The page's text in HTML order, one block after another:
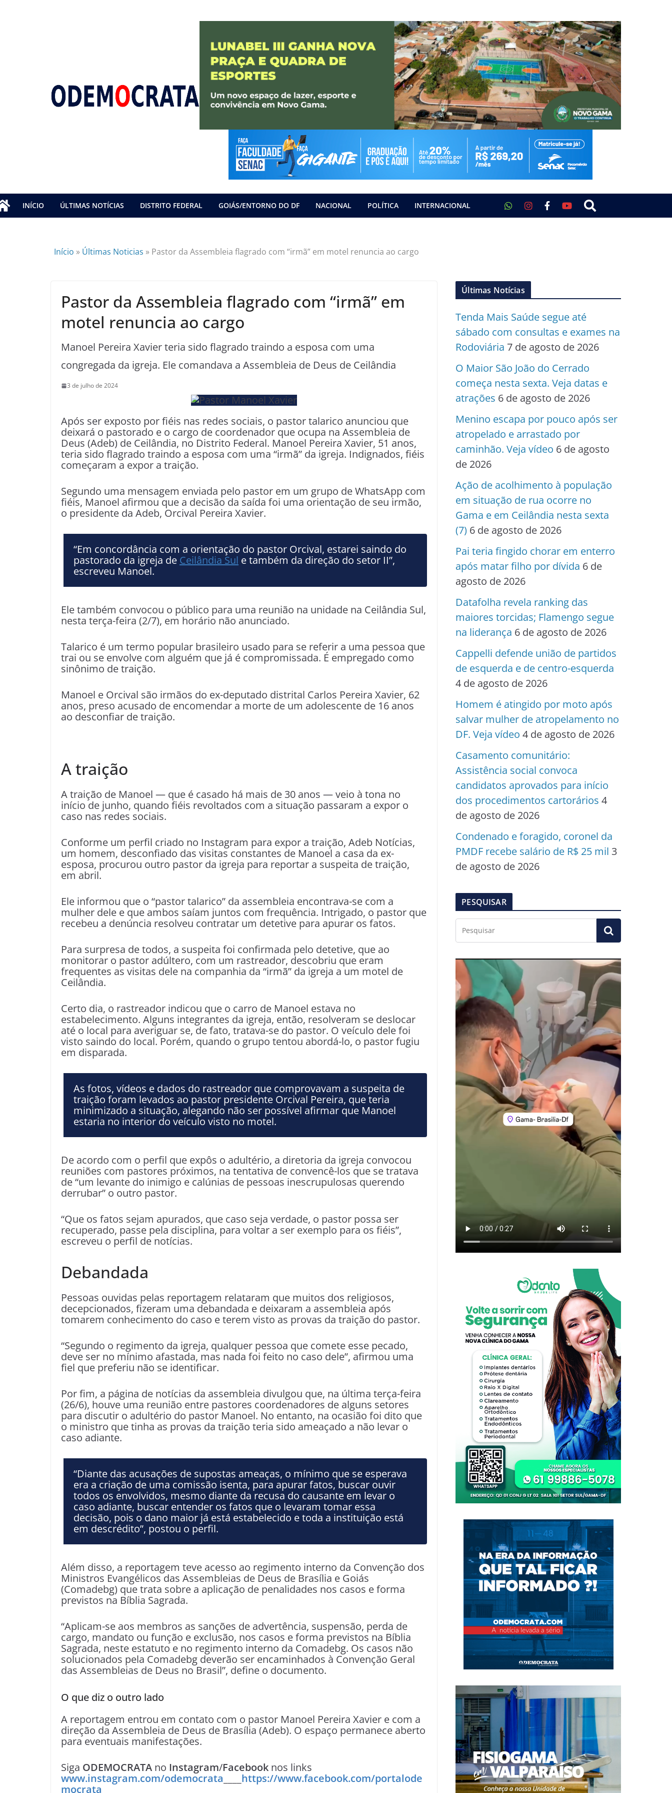
INÍCIO ÚLTIMAS NOTÍCIAS DISTRITO FEDERAL GOIÁS/ENTORNO DO DF NACIONAL POLÍTICA INTERNACIONAL
Início » Últimas Noticias » Pastor da Assembleia flagrado com “irmã” em motel renuncia ao cargo
Pastor da Assembleia flagrado com “irmã” em
motel renuncia ao cargo
Manoel Pereira Xavier teria sido flagrado traindo a esposa com uma
congregada da igreja. Ele comandava a Assembleia de Deus de Ceilândia
3 de julho de 2024
Após ser exposto por fiéis nas redes sociais, o pastor talarico anunciou que
deixará o pastorado e o cargo de coordenador que ocupa na Assembleia de
Deus (Adeb) de Ceilândia, no Distrito Federal. Manoel Pereira Xavier, 51 anos,
teria sido flagrado traindo a esposa com uma “irmã” da igreja. Indignados, fiéis
começaram a expor a traição.
Segundo uma mensagem enviada pelo pastor em um grupo de WhatsApp com
fiéis, Manoel afirmou que a decisão da saída foi uma orientação de seu irmão,
o presidente da Adeb, Orcival Pereira Xavier.
“Em concordância com a orientação do pastor Orcival, estarei saindo do
pastorado da igreja de Ceilândia Sul e também da direção do setor II”,
escreveu Manoel.
Ele também convocou o público para uma reunião na unidade na Ceilândia Sul,
nesta terça-feira (2/7), em horário não anunciado.
Talarico é um termo popular brasileiro usado para se referir a uma pessoa que
trai ou se envolve com alguém que já é compromissada. É empregado como
sinônimo de traição.
Manoel e Orcival são irmãos do ex-deputado distrital Carlos Pereira Xavier, 62
anos, preso acusado de encomendar a morte de um adolescente de 16 anos
ao desconfiar de traição.
A traição
A traição de Manoel — que é casado há mais de 30 anos — veio à tona no
início de junho, quando fiéis revoltados com a situação passaram a expor o
caso nas redes sociais.
Conforme um perfil criado no Instagram para expor a traição, Adeb Notícias,
um homem, desconfiado das visitas constantes de Manoel a casa da ex-
esposa, procurou outro pastor da igreja para reportar a suspeita de traição,
em abril.
Ele informou que o “pastor talarico” da assembleia encontrava-se com a
mulher dele e que ambos saíam juntos com frequência. Intrigado, o pastor que
recebeu a denúncia resolveu contratar um detetive para apurar os fatos.
Para surpresa de todos, a suspeita foi confirmada pelo detetive, que ao
monitorar o pastor adúltero, com um rastreador, descobriu que eram
frequentes as visitas dele na companhia da “irmã” da igreja a um motel de
Ceilândia.
Certo dia, o rastreador indicou que o carro de Manoel estava no
estabelecimento. Alguns integrantes da igreja, então, resolveram se deslocar
até o local para averiguar se, de fato, tratava-se do pastor. O veículo dele foi
visto saindo do local. Porém, quando o grupo tentou abordá-lo, o pastor fugiu
em disparada.
As fotos, vídeos e dados do rastreador que comprovavam a suspeita de
traição foram levados ao pastor presidente Orcival Pereira, que teria
minimizado a situação, alegando não ser possível afirmar que Manoel
estaria no interior do veículo visto no motel.
De acordo com o perfil que expôs o adultério, a diretoria da igreja convocou
reuniões com pastores próximos, na tentativa de convencê-los que se tratava
de “um levante do inimigo e calúnias de pessoas inescrupulosas querendo
derrubar” o outro pastor.
“Que os fatos sejam apurados, que caso seja verdade, o pastor possa ser
recuperado, passe pela disciplina, para voltar a ser exemplo para os fiéis”,
escreveu o perfil de notícias.
Debandada
Pessoas ouvidas pelas reportagem relataram que muitos dos religiosos,
decepcionados, fizeram uma debandada e deixaram a assembleia após
tomarem conhecimento do caso e terem visto as provas da traição do pastor.
“Segundo o regimento da igreja, qualquer pessoa que comete esse pecado,
deve ser no mínimo afastada, mas nada foi feito no caso dele”, afirmou uma
fiel que preferiu não se identificar.
Por fim, a página de notícias da assembleia divulgou que, na última terça-feira
(26/6), houve uma reunião entre pastores coordenadores de alguns setores
para discutir o adultério do pastor Manoel. No entanto, na ocasião foi dito que
o ministro que tinha as provas da traição teria sido ameaçado a não levar o
caso adiante.
“Diante das acusações de supostas ameaças, o mínimo que se esperava
era a criação de uma comissão isenta, para apurar fatos, buscar ouvir
todos os envolvidos, mesmo diante da recusa do causante em levar o
caso adiante, buscar entender os fatos que o levaram tomar essa
decisão, pois o dano maior já está estabelecido e toda a instituição está
em descrédito”, postou o perfil.
Além disso, a reportagem teve acesso ao regimento interno da Convenção dos
Ministros Evangélicos das Assembleias de Deus de Brasília e Goiás
(Comadebg) que trata sobre a aplicação de penalidades nos casos e forma
previstos na Bíblia Sagrada.
“Aplicam-se aos membros as sanções de advertência, suspensão, perda de
cargo, mandato ou função e exclusão, nos casos e forma previstos na Bíblia
Sagrada, neste estatuto e no regimento interno da Comadebg. Os casos não
solucionados pela Comadebg deverão ser encaminhados à Convenção Geral
das Assembleias de Deus no Brasil”, define o documento.
O que diz o outro lado
A reportagem entrou em contato com o pastor Manoel Pereira Xavier e com a
direção da Assembleia de Deus de Brasília (Adeb). O espaço permanece aberto
para eventuais manifestações.
Siga ODEMOCRATA no Instagram/Facebook nos links
www.instagram.com/odemocrata
https://www.facebook.com/portalode
mocrata
Últimas Notícias
Tenda Mais Saúde segue até
sábado com consultas e exames na
Rodoviária 7 de agosto de 2026
O Maior São João do Cerrado
começa nesta sexta. Veja datas e
atrações 6 de agosto de 2026
Menino escapa por pouco após ser
atropelado e arrastado por
caminhão. Veja vídeo 6 de agosto
de 2026
Ação de acolhimento à população
em situação de rua ocorre no
Gama e em Ceilândia nesta sexta
(7) 6 de agosto de 2026
Pai teria fingido chorar em enterro
após matar filho por dívida 6 de
agosto de 2026
Datafolha revela ranking das
maiores torcidas; Flamengo segue
na liderança 6 de agosto de 2026
Cappelli defende união de partidos
de esquerda e de centro-esquerda
4 de agosto de 2026
Homem é atingido por moto após
salvar mulher de atropelamento no
DF. Veja vídeo 4 de agosto de 2026
Casamento comunitário:
Assistência social convoca
candidatos aprovados para início
dos procedimentos cartorários 4
de agosto de 2026
Condenado e foragido, coronel da
PMDF recebe salário de R$ 25 mil 3
de agosto de 2026
PESQUISAR